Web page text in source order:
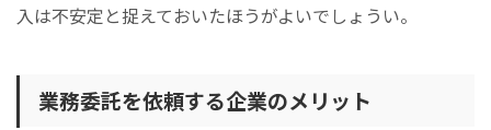
入は不安定と捉えておいたほうがよいでしょうい。
業務委託を依頼する企業のメリット